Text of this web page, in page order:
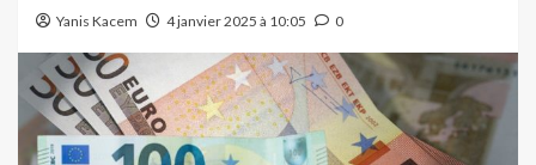
Yanis Kacem 4 janvier 2025 à 10:05 0